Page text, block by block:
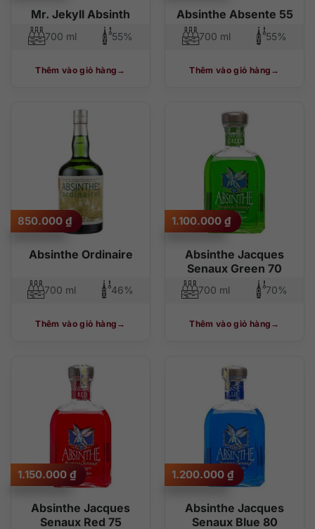
Mr. Jekyll Absinth
700 ml 55%
Thêm vào giỏ hàng
Absinthe Absente 55
700 ml 55%
Thêm vào giỏ hàng
Absinthe Ordinaire
850.000 ₫
700 ml 46%
Thêm vào giỏ hàng
Absinthe Jacques
Senaux Green 70
1.100.000 ₫
700 ml 70%
Thêm vào giỏ hàng
Absinthe Jacques
Senaux Red 75
1.150.000 ₫
Absinthe Jacques
Senaux Blue 80
1.200.000 ₫